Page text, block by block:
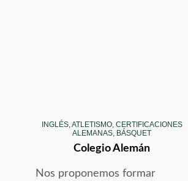
INGLÉS, ATLETISMO, CERTIFICACIONES
ALEMANAS, BÁSQUET
Colegio Alemán
Nos proponemos formar